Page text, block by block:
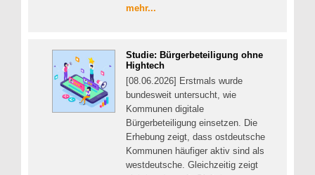
mehr...
Studie: Bürgerbeteiligung ohne
Hightech
[08.06.2026] Erstmals wurde
bundesweit untersucht, wie
Kommunen digitale
Bürgerbeteiligung einsetzen. Die
Erhebung zeigt, dass ostdeutsche
Kommunen häufiger aktiv sind als
westdeutsche. Gleichzeitig zeigt